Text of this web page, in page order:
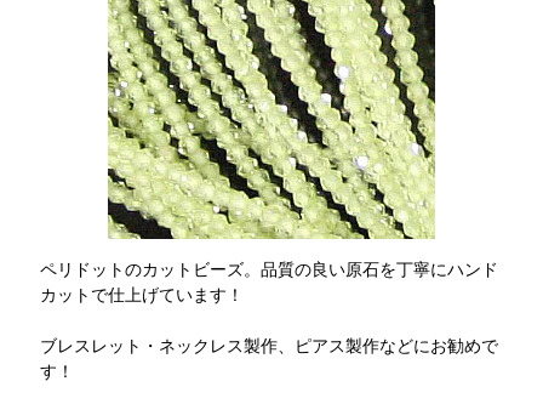
ペリドットのカットビーズ。品質の良い原石を丁寧にハンド
カットで仕上げています！
ブレスレット・ネックレス製作、ピアス製作などにお勧めで
す！